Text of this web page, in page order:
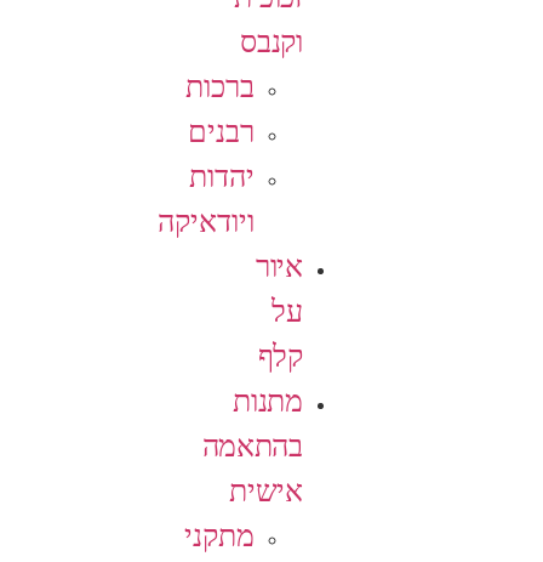
וקנבס
ברכות
רבנים
יהדות
ויודאיקה
איור
על
קלף
מתנות
בהתאמה
אישית
מתקני